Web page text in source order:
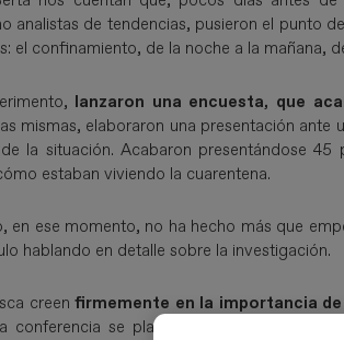
analistas de tendencias, pusieron el punto
el confinamiento, de la noche a la mañana,
lanzaron una encuesta, que
mismas, elaboraron una presentación
la situación. Acabaron presentándose
estaban viviendo la cuarentena.
en ese momento, no ha hecho más que
hablando en detalle sobre la investigación.
creenfirmemente en la importancia
conferencia se plantea como la tercera